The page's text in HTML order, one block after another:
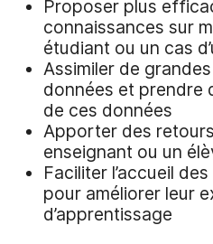
Proposer plus
connaissances sur
étudiant ou un cas
Assimiler de
données et prendre
de ces données
Apporter des
enseignant ou un
Faciliter l’accueil
pour améliorer leur
d’apprentissage